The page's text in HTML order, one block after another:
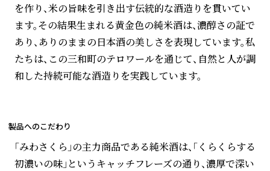
を作り、米の旨味を引き出す伝統的な酒造りを貫いてい
ます。その結果生まれる黄金色の純米酒は、濃醇さの証で
あり、ありのままの日本酒の美しさを表現しています。私
たちは、この三和町のテロワールを通じて、自然と人が調
和した持続可能な酒造りを実践しています。
製品へのこだわり
「みわさくら」の主力商品である純米酒は、「くらくらする
初濃いの味」というキャッチフレーズの通り、濃厚で深い